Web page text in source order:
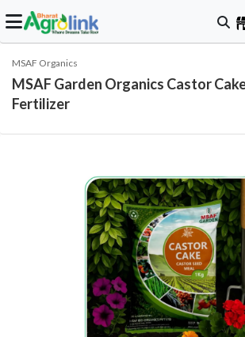
MSAF Organics
MSAF Garden Organics Castor
Fertilizer